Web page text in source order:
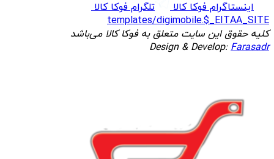
اینستاگرام فوکا کالا
تلگرام فوکا کالا
templates/digimobile.$_EITAA_SITE
کلیه حقوق این سایت متعلق به فوکا کالا می‌باشد
Design & Develop:Farasadr